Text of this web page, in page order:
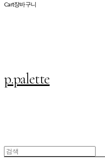
Cart장바구니
p.palette